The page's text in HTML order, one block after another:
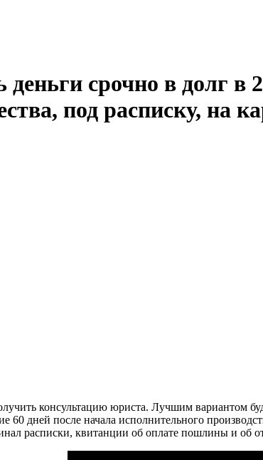
деньги срочно в долг в
под расписку, на
консультацию юриста. Лучшим вариантом
60 дней после начала исполнительного
расписки, квитанции об оплате пошлины и об